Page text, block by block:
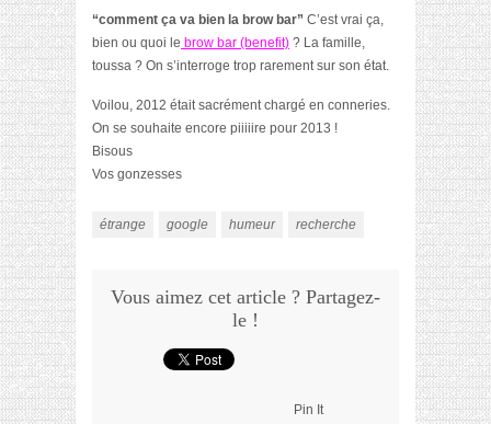
“comment ça va bien la brow bar” C’est vrai ça,
bien ou quoi le brow bar (benefit) ? La famille,
toussa ? On s’interroge trop rarement sur son état.
Voilou, 2012 était sacrément chargé en conneries.
On se souhaite encore piiiiire pour 2013 !
Bisous
Vos gonzesses
étrange google humeur recherche
Vous aimez cet article ? Partagez-
le !
Pin It